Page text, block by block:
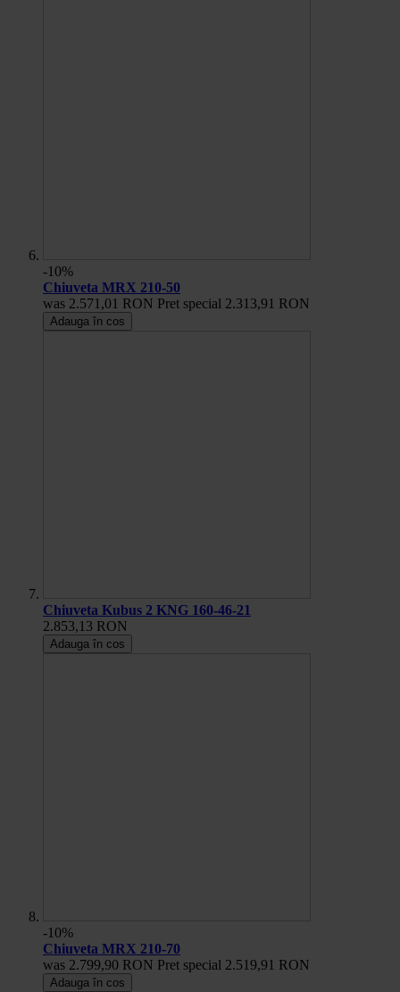
-10%
Chiuveta MRX 210-50
was 2.571,01 RON Pret special 2.313,91 RON
Adauga în cos
Chiuveta Kubus 2 KNG 160-46-21
2.853,13 RON
Adauga în cos
-10%
Chiuveta MRX 210-70
was 2.799,90 RON Pret special 2.519,91 RON
Adauga în cos